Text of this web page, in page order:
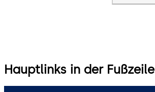
Hauptlinks in der Fußzeile